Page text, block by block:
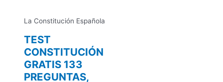
La Constitución Española
TEST
CONSTITUCIÓN
GRATIS 133
PREGUNTAS,